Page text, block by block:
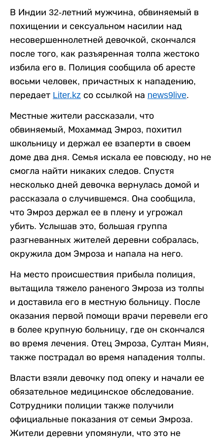
В Индии 32-летний мужчина, обвиняемый в
похищении и сексуальном насилии над
несовершеннолетней девочкой, скончался
после того, как разъяренная толпа жестоко
избила его в. Полиция сообщила об аресте
восьми человек, причастных к нападению,
передает Liter.kz со ссылкой на news9live.
Местные жители рассказали, что
обвиняемый, Мохаммад Эмроз, похитил
школьницу и держал ее взаперти в своем
доме два дня. Семья искала ее повсюду, но не
смогла найти никаких следов. Спустя
несколько дней девочка вернулась домой и
рассказала о случившемся. Она сообщила,
что Эмроз держал ее в плену и угрожал
убить. Услышав это, большая группа
разгневанных жителей деревни собралась,
окружила дом Эмроза и напала на него.
На место происшествия прибыла полиция,
вытащила тяжело раненого Эмроза из толпы
и доставила его в местную больницу. После
оказания первой помощи врачи перевели его
в более крупную больницу, где он скончался
во время лечения. Отец Эмроза, Султан Миян,
также пострадал во время нападения толпы.
Власти взяли девочку под опеку и начали ее
обязательное медицинское обследование.
Сотрудники полиции также получили
официальные показания от семьи Эмроза.
Жители деревни упомянули, что это не